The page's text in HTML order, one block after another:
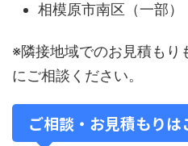
相模原市南区（一部）
※隣接地域でのお見積もり
にご相談ください。
ご相談・お見積もりは